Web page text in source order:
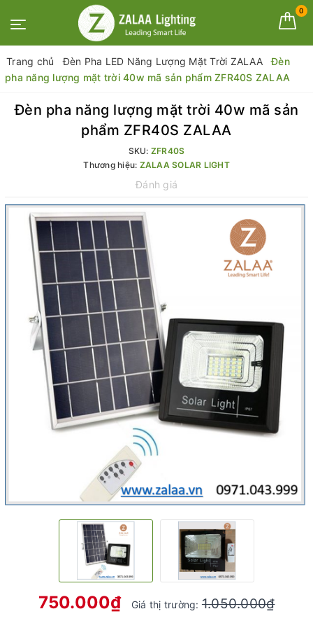
0
Trang chủ Đèn Pha LED Năng Lượng Mặt Trời ZALAA
Đèn
pha năng lượng mặt trời 40w mã sản phẩm ZFR40S ZALAA
Đèn pha năng lượng mặt trời 40w mã sản
phẩm ZFR40S ZALAA
SKU: ZFR40S
Thương hiệu: ZALAA SOLAR LIGHT
Đánh giá
750.000₫ Giá thị trường:1.050.000₫